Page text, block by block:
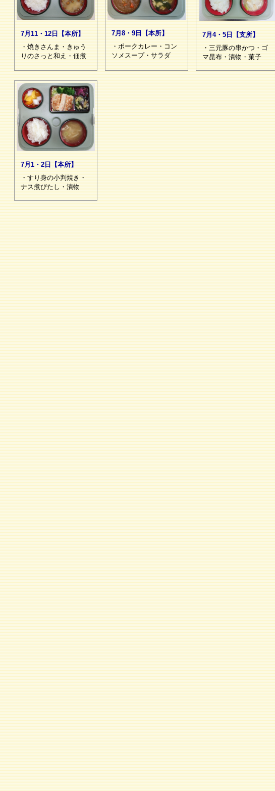
7月11・12日【本所】
・焼きさんま・きゅう
りのさっと和え・佃煮
7月8・9日【本所】
・ポークカレー・コン
ソメスープ・サラダ
7月4・5日【支所】
・三元豚の串かつ・ゴ
マ昆布・漬物・菓子
7月1・2日【本所】
・すり身の小判焼き・
ナス煮びたし・漬物